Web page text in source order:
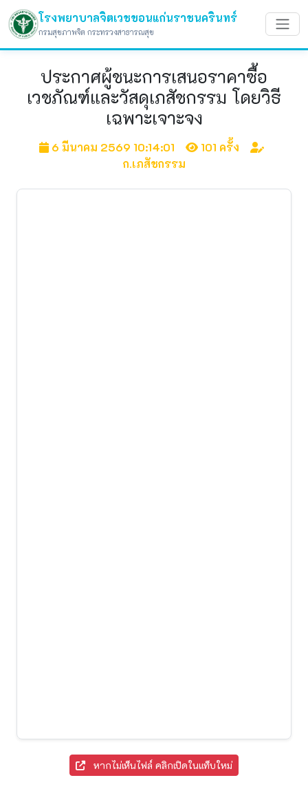
โรงพยาบาลจิตเวชขอนแก่นราชนครินทร์
กรมสุขภาพจิต กระทรวงสาธารณสุข
ประกาศผู้ชนะการเสนอราคาซื้อ
เวชภัณฑ์และวัสดุเภสัชกรรม โดยวิธี
เฉพาะเจาะจง
6 มีนาคม 2569 10:14:01
101 ครั้ง
ก.เภสัชกรรม
หากไม่เห็นไฟล์ คลิกเปิดในแท็บใหม่